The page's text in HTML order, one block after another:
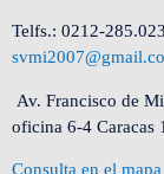
Telfs.: 0212-
Av. Francisco de
oficina 6-4 Caracas
Consulta en el mapa